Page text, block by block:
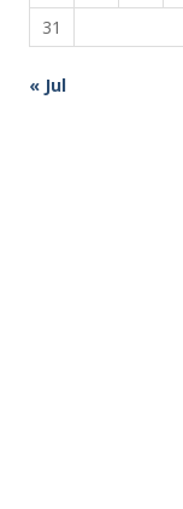
31
« Jul